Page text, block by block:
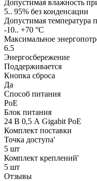
Допустимая влажность
5.. 95% без конденсации
Допустимая температура
-10.. +70 °C
Максимальное
6.5
Энергосбережение
Поддерживается
Кнопка сброса
Да
Способ питания
PoE
Блок питания
24 В 0,5 А Gigabit PoE
Комплект поставки
Точка доступа'
5 шт
Комплект креплений'
5 шт
Отзывы